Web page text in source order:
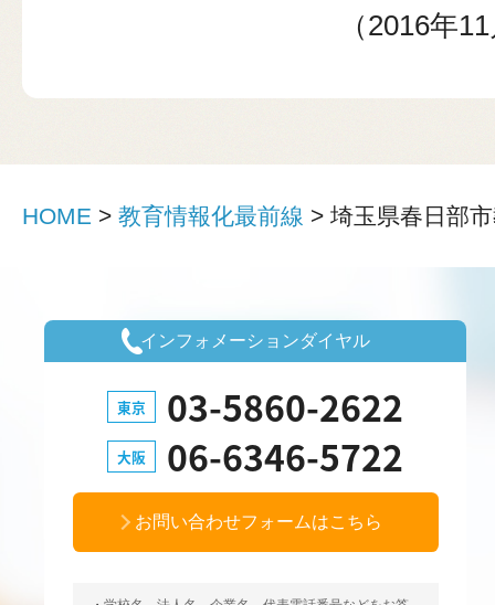
HOME > 教育情報化最前線 > 埼玉県春日部
（2016年
インフォメーションダイヤル
東京 03-5860-2622
大阪 06-6346-5722
お問い合わせフォームはこちら